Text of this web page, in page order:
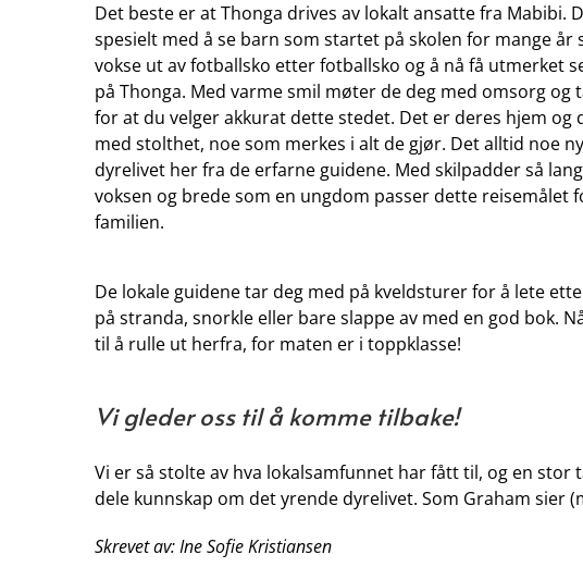
Det beste er at Thonga drives av lokalt ansatte fra Mabibi.
spesielt med å se barn som startet på skolen for mange år
vokse ut av fotballsko etter fotballsko og å nå få utmerket
på Thonga. Med varme smil møter de deg med omsorg og
for at du velger akkurat dette stedet. Det er deres hjem
med stolthet, noe som merkes i alt de gjør. Det alltid noe
dyrelivet her fra de erfarne guidene. Med skilpadder så
voksen og brede som en ungdom passer dette reisemålet
familien.
De lokale guidene tar deg med på kveldsturer for å lete
på stranda, snorkle eller bare slappe av med en god bok.
til å rulle ut herfra, for maten er i toppklasse!
Vi gleder oss til å komme tilbake!
Vi er så stolte av hva lokalsamfunnet har fått til, og en
dele kunnskap om det yrende dyrelivet. Som Graham sier
Skrevet av: Ine Sofie Kristiansen